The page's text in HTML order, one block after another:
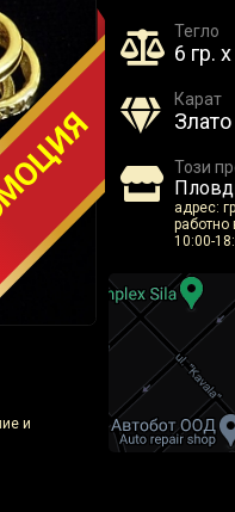
и
Тегло
6 гр.
Карат
Този
адрес:
работно
10:00-